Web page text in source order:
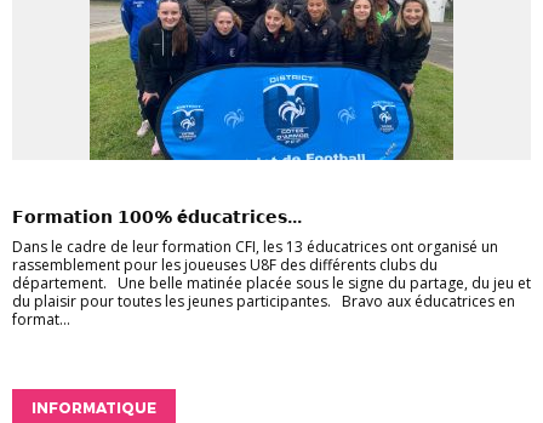
𝗙𝗼𝗿𝗺𝗮𝘁𝗶𝗼𝗻 𝟭𝟬𝟬% é𝗱𝘂𝗰𝗮𝘁𝗿𝗶𝗰𝗲𝘀...
Dans le cadre de leur formation CFI, les 13 éducatrices ont organisé un
rassemblement pour les joueuses U8F des différents clubs du
département. Une belle matinée placée sous le signe du partage, du jeu et
du plaisir pour toutes les jeunes participantes. Bravo aux éducatrices en
format...
INFORMATIQUE